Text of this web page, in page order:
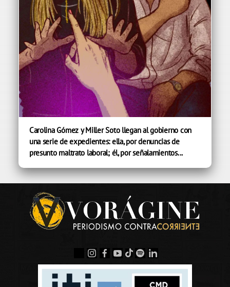
Carolina Gómez y Miller Soto llegan al gobierno con
una serie de expedientes: ella, por denuncias de
presunto maltrato laboral; él, por señalamientos...